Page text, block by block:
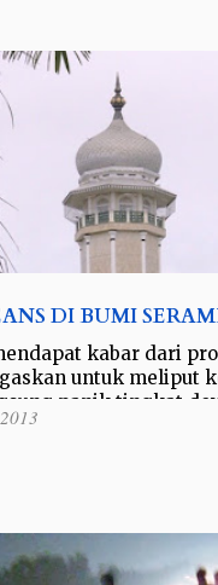
DI BUMI
kabar dari
untuk meliput
panik tingkat
saya seorang